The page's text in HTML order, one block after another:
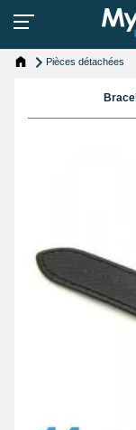
Pièces détachées